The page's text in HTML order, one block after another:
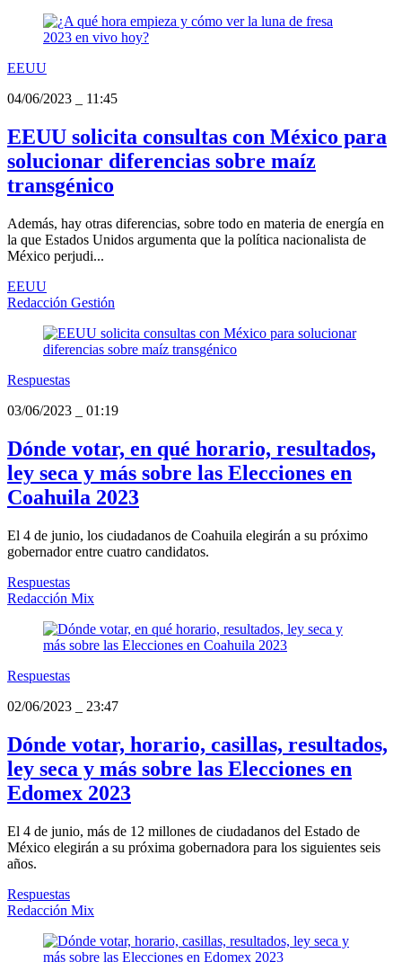
EEUU
04/06/2023
11:45
EEUU solicita consultas con México para
solucionar diferencias sobre maíz
transgénico
Además, hay otras diferencias, sobre todo en materia de energía en
la que Estados Unidos argumenta que la política nacionalista de
México perjudi...
EEUU
Redacción Gestión
Respuestas
03/06/2023
01:19
Dónde votar, en qué horario, resultados,
ley seca y más sobre las Elecciones en
Coahuila 2023
El 4 de junio, los ciudadanos de Coahuila elegirán a su próximo
gobernador entre cuatro candidatos.
Respuestas
Redacción Mix
Respuestas
02/06/2023
23:47
Dónde votar, horario, casillas, resultados,
ley seca y más sobre las Elecciones en
Edomex 2023
El 4 de junio, más de 12 millones de ciudadanos del Estado de
México elegirán a su próxima gobernadora para los siguientes seis
años.
Respuestas
Redacción Mix